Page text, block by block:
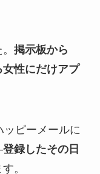
掲示板から
女性にだけアプ
ピーメールに
登録したその日
。